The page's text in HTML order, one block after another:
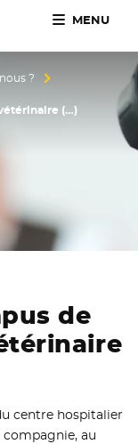
Méditerranée
MENU
?
(…)
de
centre hospitalier
au